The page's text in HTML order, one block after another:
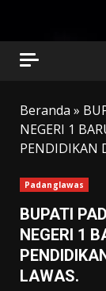
Beranda »
NEGERI 1
PENDIDIKAN
Padanglawas
BUPATI
NEGERI 1
LAWAS.